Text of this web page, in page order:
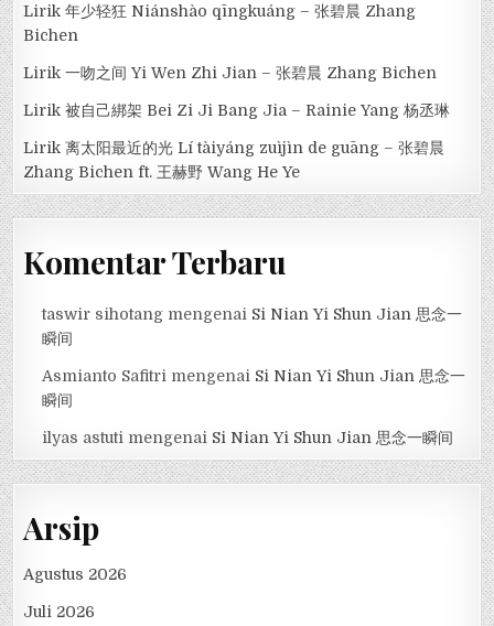
Lirik 年少轻狂 Niánshào qīngkuáng – 张碧晨 Zhang
Bichen
Lirik 一吻之间 Yi Wen Zhi Jian – 张碧晨 Zhang Bichen
Lirik 被自己綁架 Bei Zi Ji Bang Jia – Rainie Yang 杨丞琳
Lirik 离太阳最近的光 Lí tàiyáng zuìjìn de guāng – 张碧晨
Zhang Bichen ft. 王赫野 Wang He Ye
Komentar Terbaru
taswir sihotang mengenai Si Nian Yi Shun Jian 思念一
瞬间
Asmianto Safitri mengenai Si Nian Yi Shun Jian 思念一
瞬间
ilyas astuti mengenai Si Nian Yi Shun Jian 思念一瞬间
Arsip
Agustus 2026
Juli 2026